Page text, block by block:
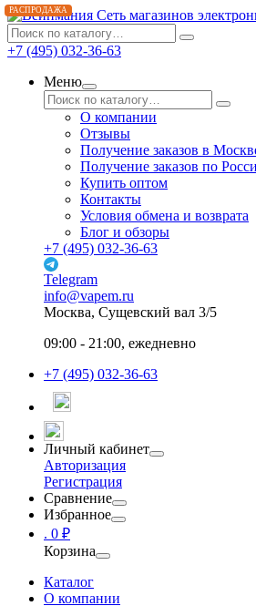
Сеть магазинов
+7 (495) 032-36-63
Меню
О компании
Отзывы
Получение заказов в
Получение заказов по
Купить оптом
Контакты
Условия обмена и возврата
Блог и обзоры
+7 (495) 032-36-63
Telegram
info@vapem.ru
Москва, Сущевский вал 3/5
09:00 - 21:00, ежедневно
+7 (495) 032-36-63
Личный кабинет
Авторизация
Регистрация
Сравнение
Избранное
. 0 ₽
Корзина
Каталог
О компании
РАСПРОДАЖА